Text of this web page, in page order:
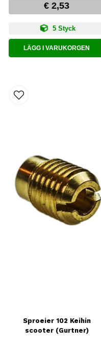
€ 2,53
5 Styck
LÄGG I VARUKORGEN
Sproeier 102 Keihin
scooter (Gurtner)